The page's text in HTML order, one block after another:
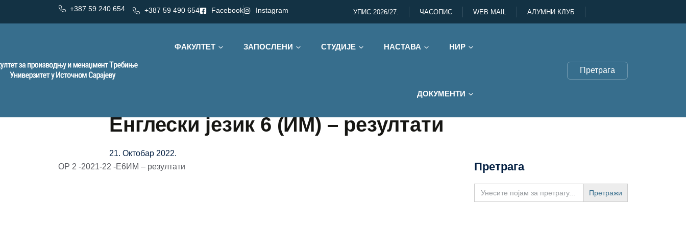
+387 59 240 654 +387 59 490 654 Facebook Instagram УПИС 2026/27. ЧАСОПИС WEB MAIL АЛУМНИ КЛУБ
ФАКУЛТЕТ ЗАПОСЛЕНИ СТУДИЈЕ НАСТАВА НИР
ДОКУМЕНТИ
Претрага
Енглески језик 6 (ИМ) – резултати
21. Октобар 2022.
ОР 2 -2021-22 -Е6ИМ – резултати
Претрага
Search
for: